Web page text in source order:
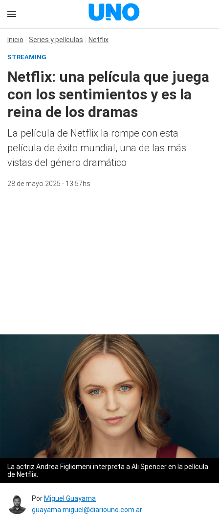
Inicio Series y películas Netflix
STREAMING
Netflix: una película que juega
con los sentimientos y es la
reina de los dramas
La película de Netflix la rompe con esta
película de éxito mundial, una de las más
vistas del género dramático
28 de mayo 2025 - 13:57hs
La actriz Andrea Figliomeni interpreta a Ali Spencer en la película
de Netflix.
Por Miguel Guayama
guayama.miguel@diariouno.com.ar